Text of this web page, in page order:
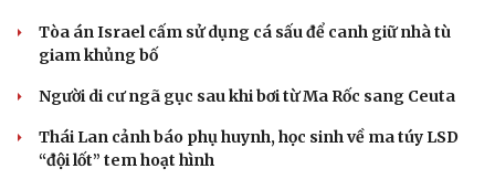
Tòa án Israel cấm sử dụng cá sấu để canh giữ nhà tù
giam khủng bố
Người di cư ngã gục sau khi bơi từ Ma Rốc sang Ceuta
Thái Lan cảnh báo phụ huynh, học sinh về ma túy LSD
“đội lốt” tem hoạt hình